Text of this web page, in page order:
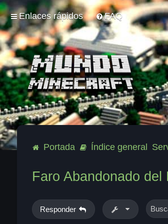
Enlaces rápidos FAQ
Portada Índice general
Faro Abandonado del
Responder